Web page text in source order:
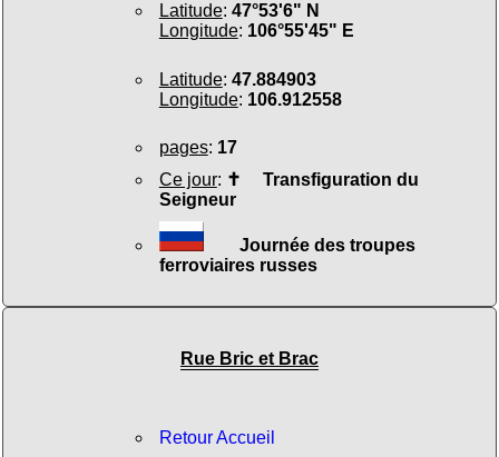
Latitude: 47°53'6" N
Longitude: 106°55'45" E
Latitude: 47.884903
Longitude: 106.912558
pages: 17
Ce jour: ✝ Transfiguration du
Seigneur
Journée des troupes
ferroviaires russes
Rue Bric et Brac
Retour Accueil